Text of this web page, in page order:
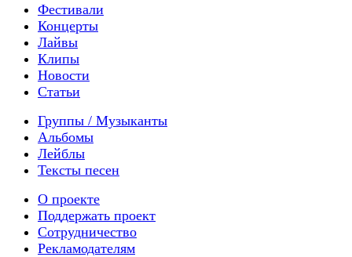
Фестивали
Концерты
Лайвы
Клипы
Новости
Статьи
Группы / Музыканты
Альбомы
Лейблы
Тексты песен
О проекте
Поддержать проект
Сотрудничество
Рекламодателям